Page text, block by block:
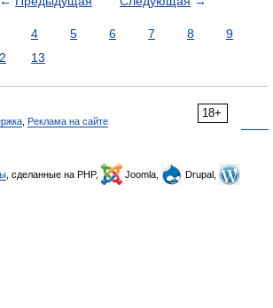
4 5 6 7 8
9
13
18+
Реклама на сайте
, сделанные на PHP, Joomla,
Drupal,